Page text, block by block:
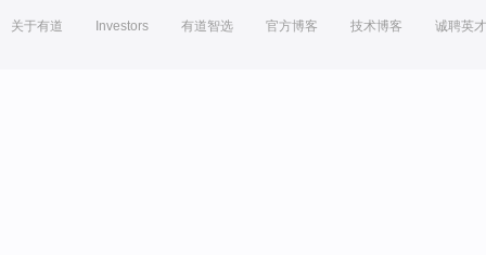
关于有道 Investors 有道智选 官方博客 技术博客 诚聘英才